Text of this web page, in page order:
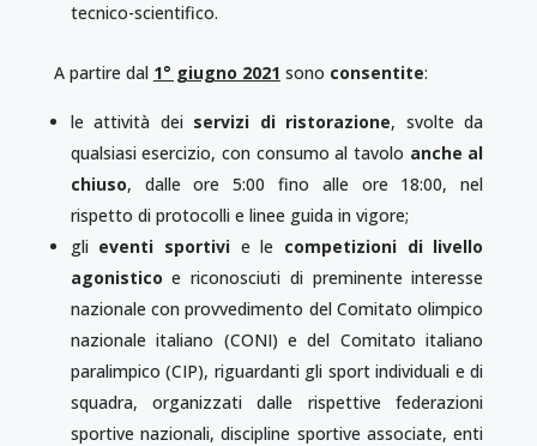
tecnico-scientifico.
A partire dal 1° giugno 2021 sono consentite:
le attività dei servizi di ristorazione, svolte da
qualsiasi esercizio, con consumo al tavolo anche al
chiuso, dalle ore 5:00 fino alle ore 18:00, nel
rispetto di protocolli e linee guida in vigore;
gli eventi sportivi e le competizioni di livello
agonistico e riconosciuti di preminente interesse
nazionale con provvedimento del Comitato olimpico
nazionale italiano (CONI) e del Comitato italiano
paralimpico (CIP), riguardanti gli sport individuali e di
squadra, organizzati dalle rispettive federazioni
sportive nazionali, discipline sportive associate, enti